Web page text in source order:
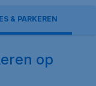
& PARKEREN
op